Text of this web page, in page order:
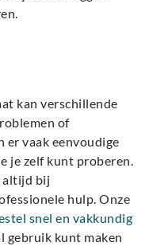
kan verschillende
of
er vaak eenvoudige
je zelf kunt proberen.
altijd bij
hulp. Onze
snel en vakkundig
gebruik kunt maken